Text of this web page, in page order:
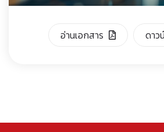
อ่านเอกสาร ดาว